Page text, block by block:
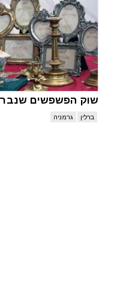
שוק הפשפשים
ברלין גרמניה